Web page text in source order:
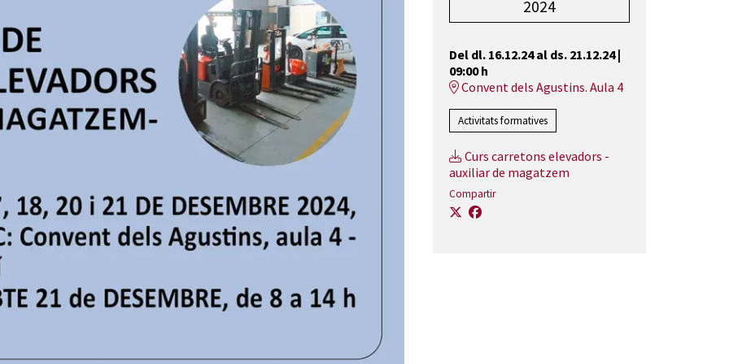
2024
Del dl. 16.12.24al ds. 21.12.24|
09:00 h
Convent dels Agustins. Aula 4
Activitats formatives
Curs carretons elevadors -
auxiliar de magatzem
Compartir